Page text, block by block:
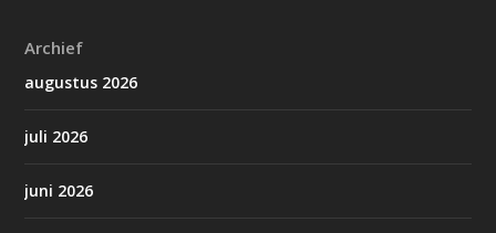
Archief
augustus 2026
juli 2026
juni 2026